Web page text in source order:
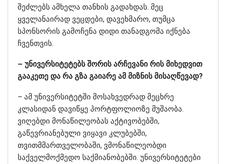
შეძლებს ამხელა თანხის გადახდას. მეც
ყველანაირად ვეცდები, დავეხმარო, თუმცა
სპონსორის გამოჩენა დიდი თანადგომა იქნება
ჩვენთვის.
– უნივერსიტეტებს შორის არჩევანი რის მიხედვით
გააკეთე და რა გზა გაიარე ამ მიზნის მისაღწევად?
– ამ უნივერსიტეტში მოსახვედრად მეცხრე
კლასიდან დავიწყე პორტფოლიოზე მუშაობა.
ვიღებდი მონაწილეობას აქტივობებში,
გაწევრიანებული ვიყავი კლუბებში,
თვითმმართველობაში, ვმონაწილეობდი
საქველმოქმედო საქმიანობებში. უნივერსიტეტები